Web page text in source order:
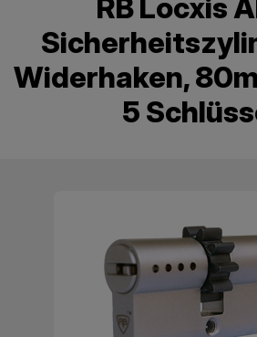
RB Locxis
Widerhaken,
5